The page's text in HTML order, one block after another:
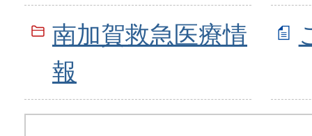
南加賀救急医療情
報